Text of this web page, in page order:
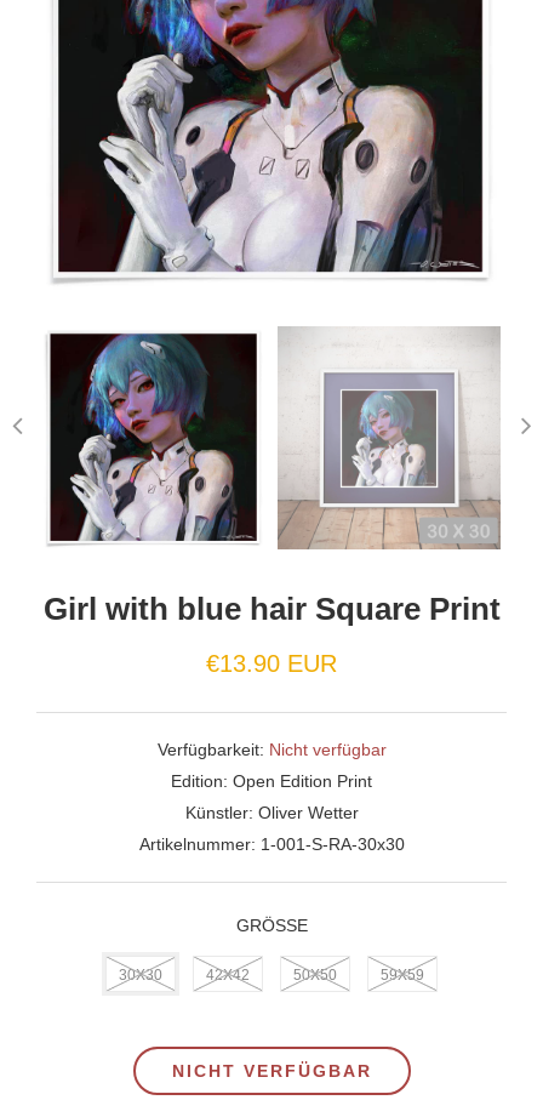
Girl with blue hair Square Print
€13.90 EUR
Verfügbarkeit: Nicht verfügbar
Edition: Open Edition Print
Künstler: Oliver Wetter
Artikelnummer: 1-001-S-RA-30x30
GRÖSSE
30X30 42X42 50X50 59X59
NICHT VERFÜGBAR